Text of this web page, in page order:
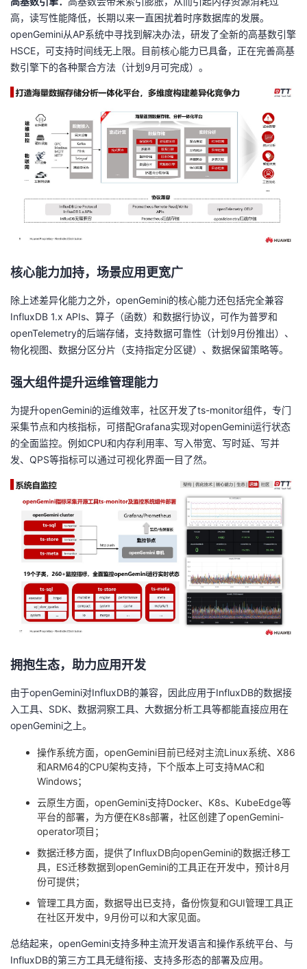
高，读写性能降低，长期以来一直困扰着时序数据库的发展。
openGemini从AP系统中寻找到解决办法，研发了全新的高基数引擎
HSCE，可支持时间线无上限。目前核心能力已具备，正在完善高基
数引擎下的各种聚合方法（计划9月可完成）。
核心能力加持，场景应用更宽广
除上述差异化能力之外，openGemini的核心能力还包括完全兼容
InfluxDB 1.x APIs、算子（函数）和数据行协议，可作为普罗和
openTelemetry的后端存储，支持数据可靠性（计划9月份推出）、
物化视图、数据分区分片（支持指定分区键）、数据保留策略等。
强大组件提升运维管理能力
为提升openGemini的运维效率，社区开发了ts-monitor组件，专门
采集节点和内核指标，可搭配Grafana实现对openGemini运行状态
的全面监控。例如CPU和内存利用率、写入带宽、写时延、写并
发、QPS等指标可以通过可视化界面一目了然。
拥抱生态，助力应用开发
由于openGemini对InfluxDB的兼容，因此应用于InfluxDB的数据接
入工具、SDK、数据洞察工具、大数据分析工具等都能直接应用在
openGemini之上。
操作系统方面，openGemini目前已经对主流Linux系统、X86
和ARM64的CPU架构支持，下个版本上可支持MAC和
Windows；
云原生方面，openGemini支持Docker、K8s、KubeEdge等
平台的部署，为方便在K8s部署，社区创建了openGemini-
operator项目；
数据迁移方面，提供了InfluxDB向openGemini的数据迁移工
具，ES迁移数据到openGemini的工具正在开发中，预计8月
份可提供；
管理工具方面，数据导出已支持，备份恢复和GUI管理工具正
在社区开发中，9月份可以和大家见面。
总结起来，openGemini支持多种主流开发语言和操作系统平台、与
InfluxDB的第三方工具无缝衔接、支持多形态的部署及应用。